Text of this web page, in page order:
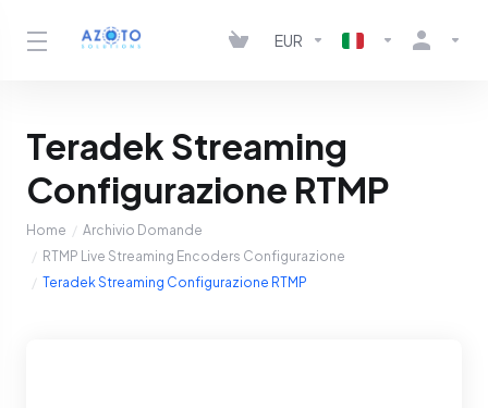
EUR
Teradek Streaming
Configurazione RTMP
Home
Archivio Domande
RTMP Live Streaming Encoders Configurazione
Teradek Streaming Configurazione RTMP